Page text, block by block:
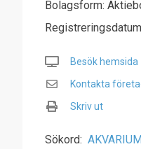
Bolagsform:
Besök hemsida
Kontakta
Skriv ut
Sökord: AKVARIUM